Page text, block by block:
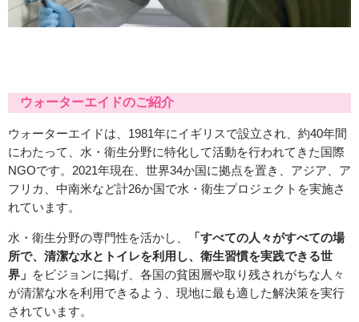
ウォーターエイドのご紹介
ウォーターエイドは、1981年にイギリスで設立され、約40年間
にわたって、水・衛生分野に特化して活動を行われてきた国際
NGOです。2021年現在、世界34か国に拠点を置き、アジア、ア
フリカ、中南米など計26か国で水・衛生プロジェクトを実施さ
れています。
水・衛生分野の専門性を活かし、
「すべての人々がすべての場
所で、清潔な水とトイレを利用し、衛生習慣を実践できる世
界」
をビジョンに掲げ、各国の貧困層や取り残されがちな人々
が清潔な水を利用できるよう、現地に最も適した解決策を実行
されています。